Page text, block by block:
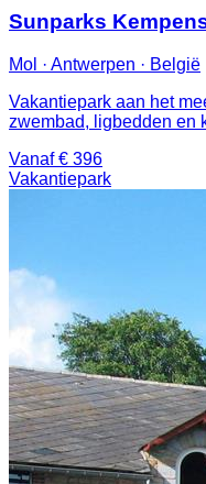
Sunparks
Mol · Antwerpen · België
Vakantiepark aan het
zwembad, ligbedden en
Vanaf € 396
Vakantiepark